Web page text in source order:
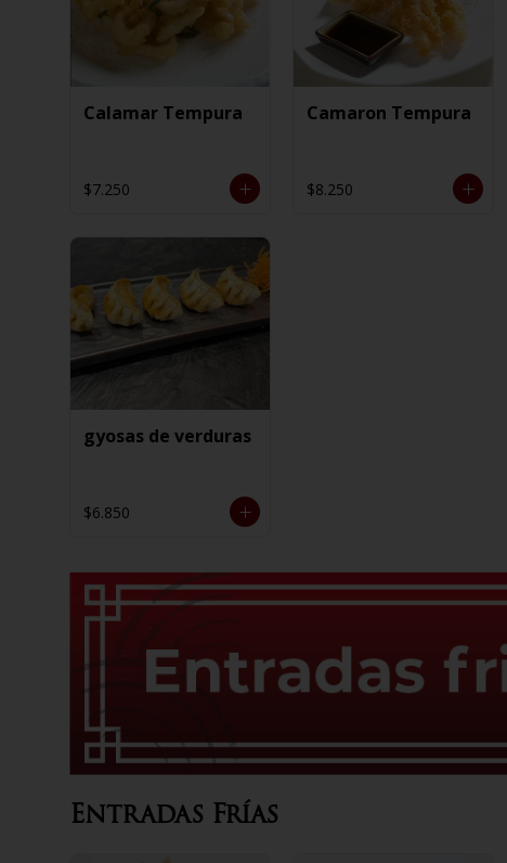
Calamar Tempura
$7.250
Camaron Tempura
$8.250
gyosas de verduras
$6.850
Entradas Frías